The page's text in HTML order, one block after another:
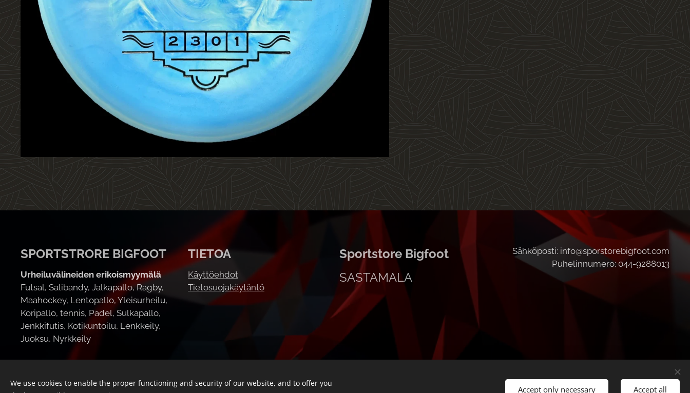
SPORTSTRORE BIGFOOT
Urheiluvälineiden erikoismyymälä
Futsal, Salibandy, Jalkapallo, Ragby,
Maahockey, Lentopallo, Yleisurheilu,
Koripallo, tennis, Padel, Sulkapallo,
Jenkkifutis, Kotikuntoilu, Lenkkeily,
Juoksu, Nyrkkeily
TIETOA
Käyttöehdot
Tietosuojakäytäntö
Sportstore Bigfoot
SASTAMALA
Sähköposti: info@sporstorebigfoot.com
Puhelinnumero: 044-9288013
We use cookies to enable the proper functioning and security of our website, and to offer you
Accept only necessary Accept all